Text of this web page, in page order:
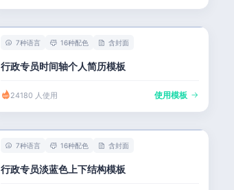
7种语言 16种配色 含封面
行政专员时间轴个人简历模板
24180 人使用 使用模板
7种语言 16种配色 含封面
行政专员淡蓝色上下结构模板